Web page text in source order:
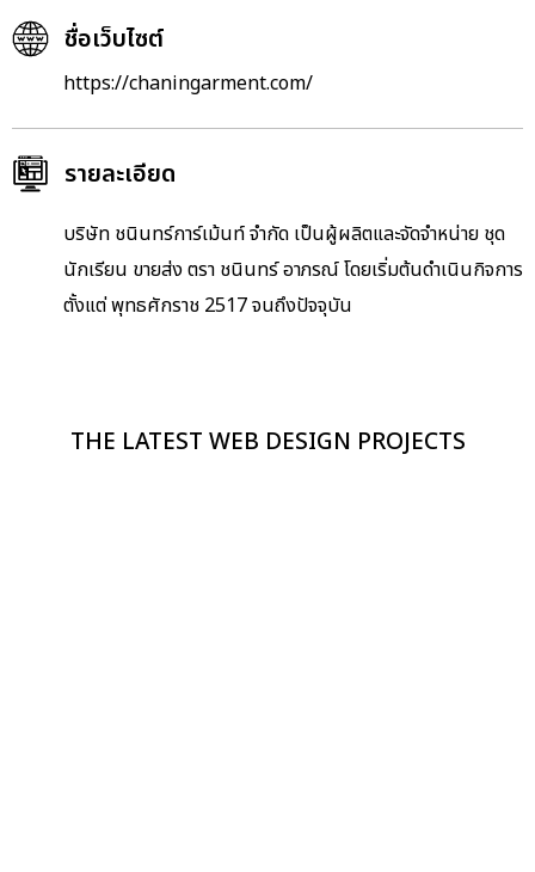
ชื่อเว็บไซต์
https://chaningarment.com/
รายละเอียด
บริษัท ชนินทร์การ์เม้นท์ จำกัด เป็นผู้ผลิตและจัดจำหน่าย ชุด
นักเรียน ขายส่ง ตรา ชนินทร์ อาภรณ์ โดยเริ่มต้นดำเนินกิจการ
ตั้งแต่ พุทธศักราช 2517 จนถึงปัจจุบัน
THE LATEST WEB DESIGN PROJECTS